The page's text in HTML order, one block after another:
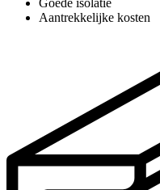
Goede isolatie
Aantrekkelijke kosten